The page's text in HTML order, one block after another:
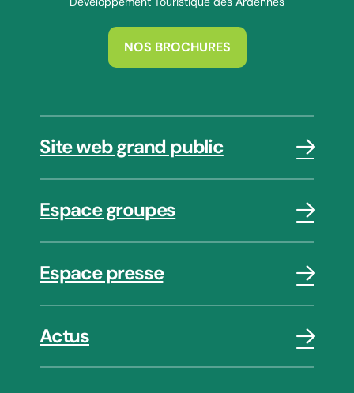
NOS BROCHURES
Site web grand public
Espace groupes
Espace presse
Actus